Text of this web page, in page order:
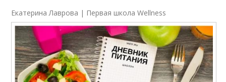
Екатерина Лаврова | Первая школа Wellness